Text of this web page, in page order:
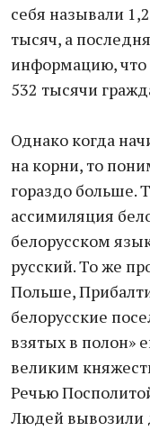
себя называли
тысяч, а
информацию, что
532 тысячи
Однако когда
на корни, то
гораздо больше.
ассимиляция
белорусском
русский. То же
Польше,
белорусские
взятых в полон»
великим
Речью
Людей вывозили